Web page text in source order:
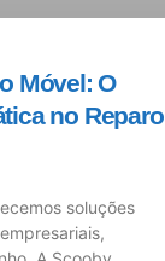
Móvel: O
no Reparo
soluções